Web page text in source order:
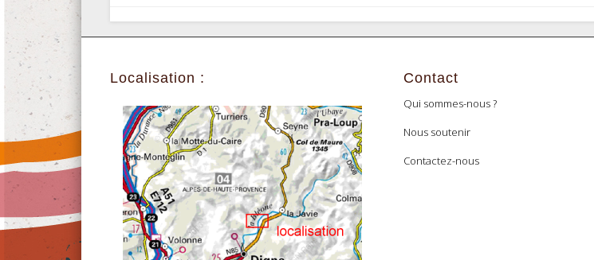
Localisation : Contact
Qui sommes-nous ?
Nous soutenir
Contactez-nous